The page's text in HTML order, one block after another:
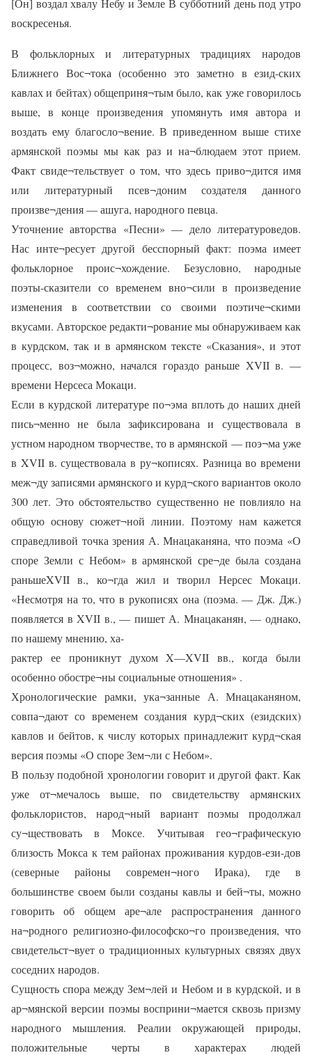
[Он] воздал хвалу Небу и Земле В субботний день под утро
воскресенья.
В фольклорных и литературных традициях народов
Ближнего Вос¬тока (особенно это заметно в езид-ских
кавлах и бейтах) общеприня¬тым было, как уже говорилось
выше, в конце произведения упомянуть имя автора и
воздать ему благосло¬вение. В приведенном выше стихе
армянской поэмы мы как раз и на¬блюдаем этот прием.
Факт свиде¬тельствует о том, что здесь приво¬дится имя
или литературный псев¬доним создателя данного
произве¬дения — ашуга, народного певца.
Уточнение авторства «Песни» — дело литературоведов.
Нас инте¬ресует другой бесспорный факт: поэма имеет
фольклорное проис¬хождение. Безусловно, народные
поэты-сказители со временем вно¬сили в произведение
изменения в соответствии со своими поэтиче¬скими
вкусами. Авторское редакти¬рование мы обнаруживаем как
в курдском, так и в армянском тексте «Сказания», и этот
процесс, воз¬можно, начался гораздо раньше XVII в. —
времени Нерсеса Мокаци.
Если в курдской литературе по¬эма вплоть до наших дней
пись¬менно не была зафиксирована и существовала в
устном народном творчестве, то в армянской — поэ¬ма уже
в XVII в. существовала в ру¬кописях. Разница во времени
меж¬ду записями армянского и курд¬ского вариантов около
300 лет. Это обстоятельство существенно не повлияло на
общую основу сюжет¬ной линии. Поэтому нам кажется
справедливой точка зрения А. Мнацаканяна, что поэма «О
споре Земли с Небом» в армянской сре¬де была создана
раньшеXVII в., ко¬гда жил и творил Нерсес Мокаци.
«Несмотря на то, что в рукописях она (поэма. — Дж. Дж.)
появляется в XVII в., — пишет А. Мнацаканян, — однако,
по нашему мнению, ха-
рактер ее проникнут духом X—XVII вв., когда были
особенно обостре¬ны социальные отношения» .
Хронологические рамки, ука¬занные А. Мнацаканяном,
совпа¬дают со временем создания курд¬ских (езидских)
кавлов и бейтов, к числу которых принадлежит курд¬ская
версия поэмы «О споре Зем¬ли с Небом».
В пользу подобной хронологии говорит и другой факт. Как
уже от¬мечалось выше, по свидетельству армянских
фольклористов, народ¬ный вариант поэмы продолжал
су¬ществовать в Моксе. Учитывая гео¬графическую
близость Мокса к тем районах проживания курдов-ези-дов
(северные районы современ¬ного Ирака), где в
большинстве своем были созданы кавлы и бей¬ты, можно
говорить об общем аре¬але распространения данного
на¬родного религиозно-философско¬го произведения, что
свидетельст¬вует о традиционных культурных связях двух
соседних народов.
Сущность спора между Зем¬лей и Небом и в курдской, и в
ар¬мянской версии поэмы восприни¬мается сквозь призму
народного мышления. Реалии окружающей природы,
положительные черты в характерах людей